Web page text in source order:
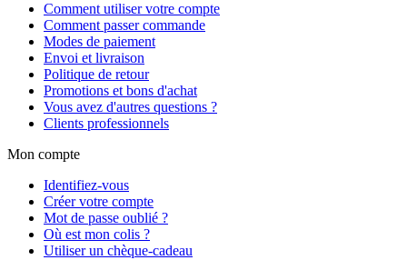
Comment utiliser votre compte
Comment passer commande
Modes de paiement
Envoi et livraison
Politique de retour
Promotions et bons d'achat
Vous avez d'autres questions ?
Clients professionnels
Mon compte
Identifiez-vous
Créer votre compte
Mot de passe oublié ?
Où est mon colis ?
Utiliser un chèque-cadeau